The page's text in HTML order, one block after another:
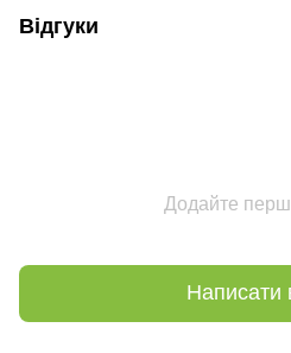
Відгуки
Додайте
Написати